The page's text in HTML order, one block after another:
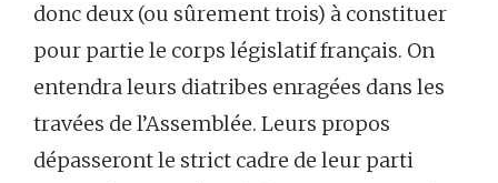
donc deux (ou sûrement trois) à constituer
pour partie le corps législatif français. On
entendra leurs diatribes enragées dans les
travées de l’Assemblée. Leurs propos
dépasseront le strict cadre de leur parti